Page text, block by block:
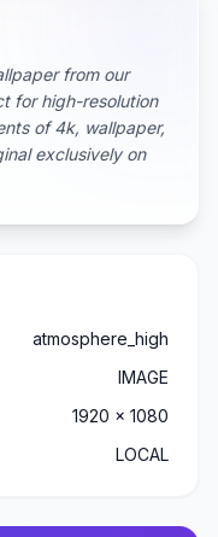
from our
for high-resolution
of 4k, wallpaper,
exclusively on
atmosphere_high
IMAGE
1920 x 1080
LOCAL